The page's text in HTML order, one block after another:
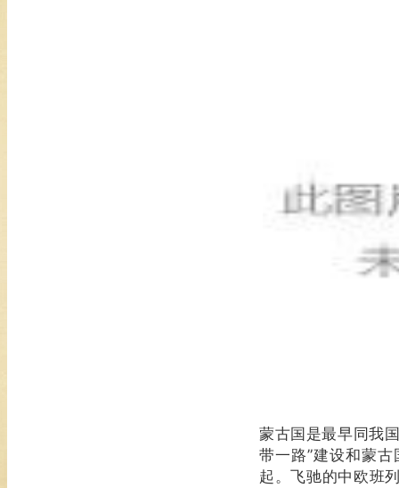
蒙古国是最早同我
带一路”建设和蒙
起。飞驰的中欧班